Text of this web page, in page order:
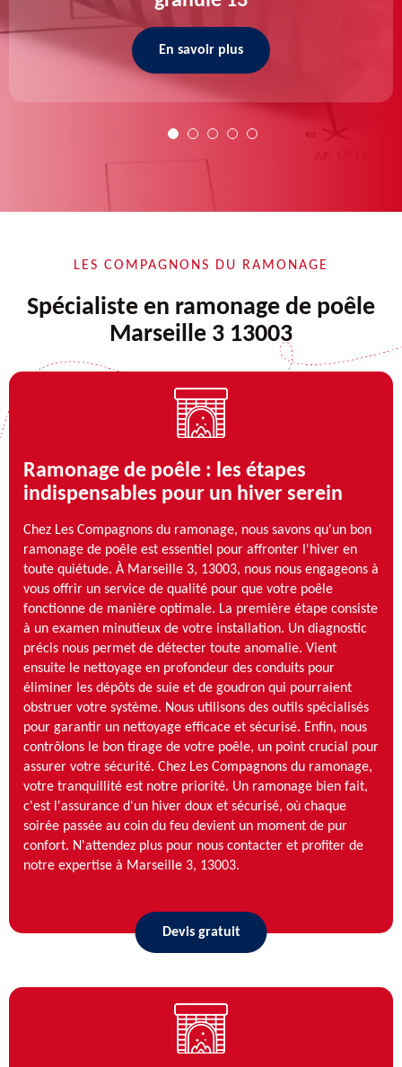
En savoir plus
LES COMPAGNONS DU RAMONAGE
Spécialiste en ramonage de poêle
Marseille 3 13003
Ramonage de poêle : les étapes
indispensables pour un hiver serein
Chez Les Compagnons du ramonage, nous savons qu'un bon
ramonage de poêle est essentiel pour affronter l'hiver en
toute quiétude. À Marseille 3, 13003, nous nous engageons à
vous offrir un service de qualité pour que votre poêle
fonctionne de manière optimale. La première étape consiste
à un examen minutieux de votre installation. Un diagnostic
précis nous permet de détecter toute anomalie. Vient
ensuite le nettoyage en profondeur des conduits pour
éliminer les dépôts de suie et de goudron qui pourraient
obstruer votre système. Nous utilisons des outils spécialisés
pour garantir un nettoyage efficace et sécurisé. Enfin, nous
contrôlons le bon tirage de votre poêle, un point crucial pour
assurer votre sécurité. Chez Les Compagnons du ramonage,
votre tranquillité est notre priorité. Un ramonage bien fait,
c'est l'assurance d'un hiver doux et sécurisé, où chaque
soirée passée au coin du feu devient un moment de pur
confort. N'attendez plus pour nous contacter et profiter de
notre expertise à Marseille 3, 13003.
Devis gratuit